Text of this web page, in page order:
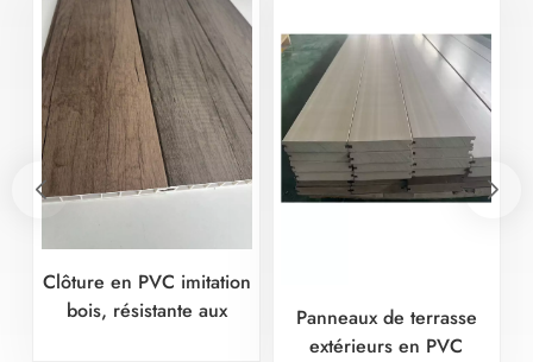
Clôture en PVC imitation
bois, résistante aux
Panneaux de terrasse
extérieurs en PVC